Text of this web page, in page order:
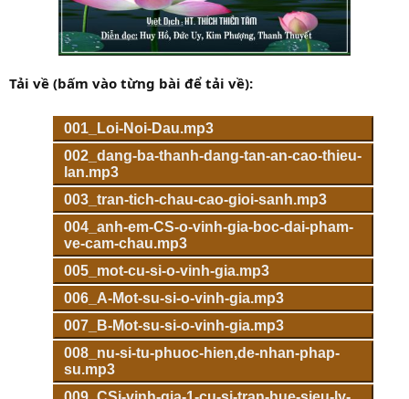
Tải về (bấm vào từng bài để tải về):